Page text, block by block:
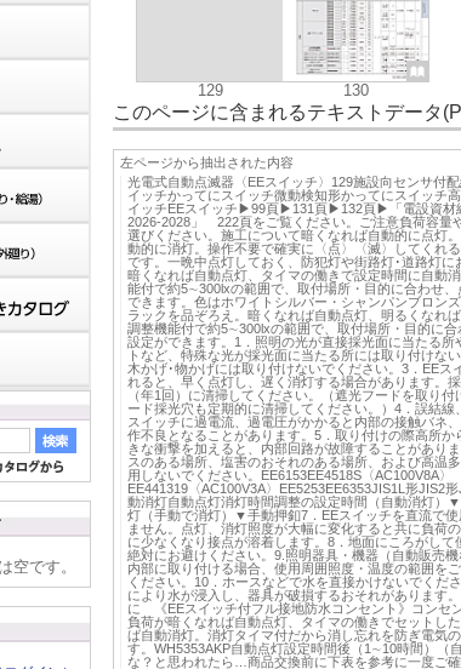
129 130
このページに含まれるテキストデータ
左ページから抽出された内容
光電式自動点滅器〈EEスイッチ〉129施設向センサ付
イッチかってにスイッチ微動検知形かってにスイッチ
イッチEEスイッチ▶99頁▶131頁▶132頁▶「電設資材
2026-2028」 222頁をご覧ください。ご注意負荷容量
選びください。施工について暗くなれば自動的に点灯
動的に消灯。操作不要で確実に〈点〉〈滅〉してくれ
です。一晩中点灯しておく、防犯灯や街路灯･道路灯に
暗くなれば自動点灯、タイマの働きで設定時間に自動
能付で約5∼300lxの範囲で、取付場所・目的に合わせ、
できます。色はホワイトシルバー・シャンパンブロン
ラックを品ぞろえ。暗くなれば自動点灯、明るくなれ
調整機能付で約5∼300lxの範囲で、取付場所・目的に合
設定ができます。1．照明の光が直接採光面に当たる所
トなど、特殊な光が採光面に当たる所には取り付けな
木かげ･物かげには取り付けないでください。3．EEス
れると、早く点灯し、遅く消灯する場合があります。
（年1回）に清掃してください。（遮光フードを取り付
ード採光穴も定期的に清掃してください。）4．誤結線
スイッチに過電流、過電圧がかかると内部の接触バネ
作不良となることがあります。5．取り付けの際高所か
きな衝撃を加えると、内部回路が故障することがあり
スのある場所、塩害のおそれのある場所、および高温
用しないでください。EE6153EE4518S〈AC100V8A〉
EE441319〈AC100V3A〉EE5253EE6353JIS1L形JIS2
動消灯自動点灯消灯時間調整の設定時間（自動消灯）
灯（手動で消灯）▼手動押釦7．EEスイッチを直流で使
ません。点灯、消灯照度が大幅に変化すると共に負荷
に少なくなり接点が溶着します。8．地面にころがして
絶対にお避けください。9.照明器具・機器（自動販売
内部に取り付ける場合、使用周囲照度・温度の範囲を
ください。10．ホースなどで水を直接かけないでくだ
により水が浸入し、器具が破損するおそれがあります
に 《EEスイッチ付フル接地防水コンセント》コンセ
負荷が暗くなれば自動点灯、タイマの働きでセットし
ば自動消灯。消灯タイマ付だから消し忘れを防ぎ電気
す。WH5353AKP自動点灯設定時間後（1∼10時間）（
な？と思われたら…商品交換前に下表を参考に一度ご
空です。